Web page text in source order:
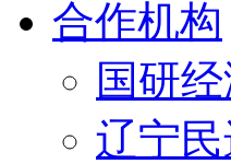
合作机构
国研
辽宁